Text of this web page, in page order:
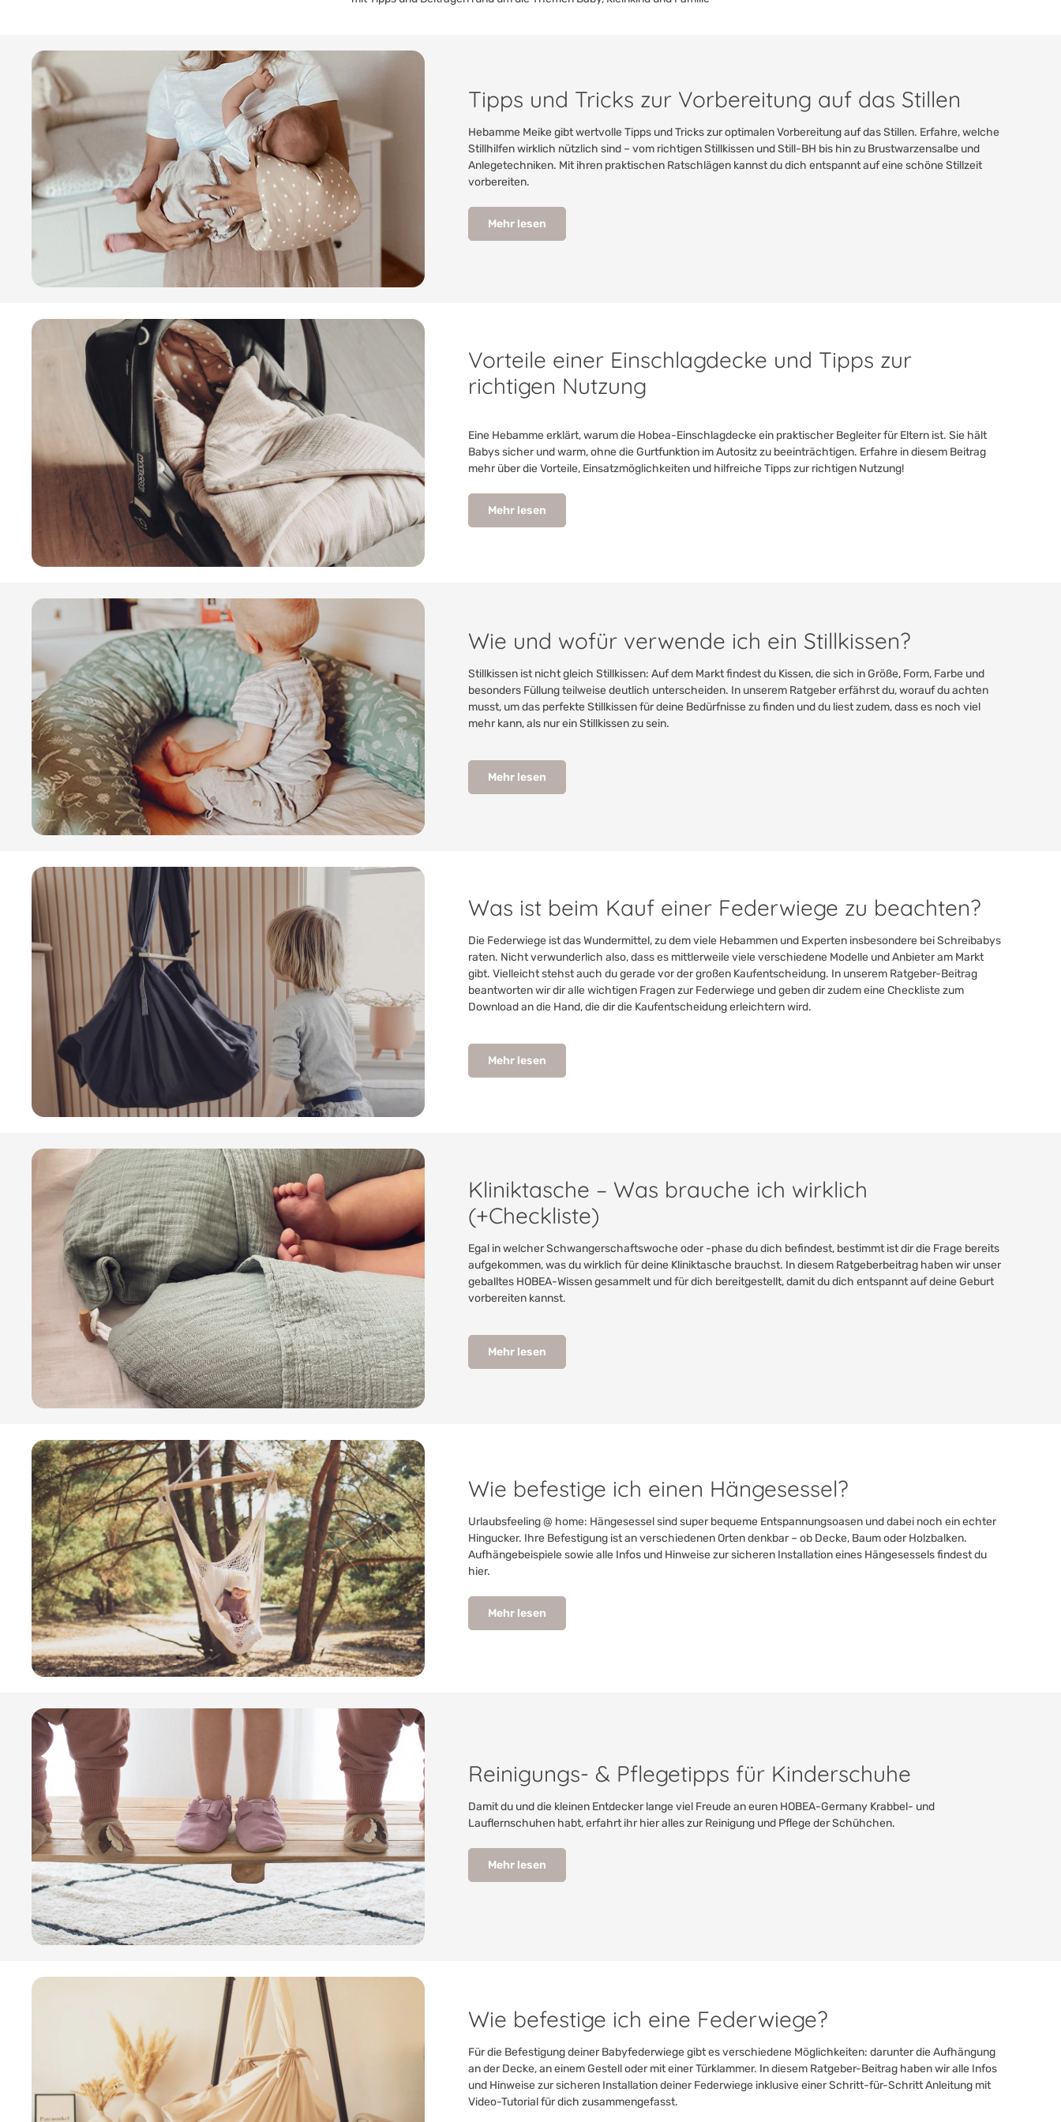
Tipps und Tricks zur Vorbereitung auf das Stillen
Hebamme Meike gibt wertvolle Tipps und Tricks zur optimalen Vorbereitung auf das Stillen. Erfahre, welche
Stillhilfen wirklich nützlich sind – vom richtigen Stillkissen und Still-BH bis hin zu Brustwarzensalbe und
Anlegetechniken. Mit ihren praktischen Ratschlägen kannst du dich entspannt auf eine schöne Stillzeit
vorbereiten.
Mehr lesen
Vorteile einer Einschlagdecke und Tipps zur
richtigen Nutzung
Eine Hebamme erklärt, warum die Hobea-Einschlagdecke ein praktischer Begleiter für Eltern ist. Sie hält
Babys sicher und warm, ohne die Gurtfunktion im Autositz zu beeinträchtigen. Erfahre in diesem Beitrag
mehr über die Vorteile, Einsatzmöglichkeiten und hilfreiche Tipps zur richtigen Nutzung!
Mehr lesen
Wie und wofür verwende ich ein Stillkissen?
Stillkissen ist nicht gleich Stillkissen: Auf dem Markt findest du Kissen, die sich in Größe, Form, Farbe und
besonders Füllung teilweise deutlich unterscheiden. In unserem Ratgeber erfährst du, worauf du achten
musst, um das perfekte Stillkissen für deine Bedürfnisse zu finden und du liest zudem, dass es noch viel
mehr kann, als nur ein Stillkissen zu sein.
Mehr lesen
Was ist beim Kauf einer Federwiege zu beachten?
Die Federwiege ist das Wundermittel, zu dem viele Hebammen und Experten insbesondere bei Schreibabys
raten. Nicht verwunderlich also, dass es mittlerweile viele verschiedene Modelle und Anbieter am Markt
gibt. Vielleicht stehst auch du gerade vor der großen Kaufentscheidung. In unserem Ratgeber-Beitrag
beantworten wir dir alle wichtigen Fragen zur Federwiege und geben dir zudem eine Checkliste zum
Download an die Hand, die dir die Kaufentscheidung erleichtern wird.
Mehr lesen
Kliniktasche – Was brauche ich wirklich
(+Checkliste)
Egal in welcher Schwangerschaftswoche oder -phase du dich befindest, bestimmt ist dir die Frage bereits
aufgekommen, was du wirklich für deine Kliniktasche brauchst. In diesem Ratgeberbeitrag haben wir unser
geballtes HOBEA-Wissen gesammelt und für dich bereitgestellt, damit du dich entspannt auf deine Geburt
vorbereiten kannst.
Mehr lesen
Wie befestige ich einen Hängesessel?
Urlaubsfeeling @ home: Hängesessel sind super bequeme Entspannungsoasen und dabei noch ein echter
Hingucker. Ihre Befestigung ist an verschiedenen Orten denkbar – ob Decke, Baum oder Holzbalken.
Aufhängebeispiele sowie alle Infos und Hinweise zur sicheren Installation eines Hängesessels findest du
hier.
Mehr lesen
Reinigungs- & Pflegetipps für Kinderschuhe
Damit du und die kleinen Entdecker lange viel Freude an euren HOBEA-Germany Krabbel- und
Lauflernschuhen habt, erfahrt ihr hier alles zur Reinigung und Pflege der Schühchen.
Mehr lesen
Wie befestige ich eine Federwiege?
Für die Befestigung deiner Babyfederwiege gibt es verschiedene Möglichkeiten: darunter die Aufhängung
an der Decke, an einem Gestell oder mit einer Türklammer. In diesem Ratgeber-Beitrag haben wir alle Infos
und Hinweise zur sicheren Installation deiner Federwiege inklusive einer Schritt-für-Schritt Anleitung mit
Video-Tutorial für dich zusammengefasst.